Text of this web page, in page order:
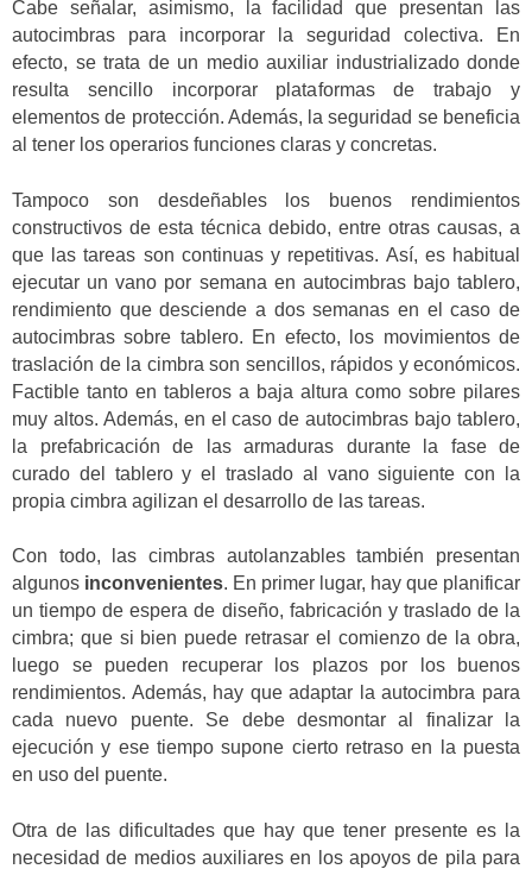
Cabe señalar, asimismo, la facilidad que presentan las
autocimbras para incorporar la seguridad colectiva. En
efecto, se trata de un medio auxiliar industrializado donde
resulta sencillo incorporar plataformas de trabajo y
elementos de protección. Además, la seguridad se beneficia
al tener los operarios funciones claras y concretas.
Tampoco son desdeñables los buenos rendimientos
constructivos de esta técnica debido, entre otras causas, a
que las tareas son continuas y repetitivas. Así, es habitual
ejecutar un vano por semana en autocimbras bajo tablero,
rendimiento que desciende a dos semanas en el caso de
autocimbras sobre tablero. En efecto, los movimientos de
traslación de la cimbra son sencillos, rápidos y económicos.
Factible tanto en tableros a baja altura como sobre pilares
muy altos. Además, en el caso de autocimbras bajo tablero,
la prefabricación de las armaduras durante la fase de
curado del tablero y el traslado al vano siguiente con la
propia cimbra agilizan el desarrollo de las tareas.
Con todo, las cimbras autolanzables también presentan
algunos inconvenientes. En primer lugar, hay que planificar
un tiempo de espera de diseño, fabricación y traslado de la
cimbra; que si bien puede retrasar el comienzo de la obra,
luego se pueden recuperar los plazos por los buenos
rendimientos. Además, hay que adaptar la autocimbra para
cada nuevo puente. Se debe desmontar al finalizar la
ejecución y ese tiempo supone cierto retraso en la puesta
en uso del puente.
Otra de las dificultades que hay que tener presente es la
necesidad de medios auxiliares en los apoyos de pila para